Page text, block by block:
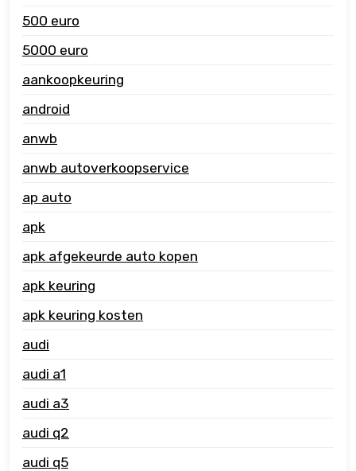
500 euro
5000 euro
aankoopkeuring
android
anwb
anwb autoverkoopservice
ap auto
apk
apk afgekeurde auto kopen
apk keuring
apk keuring kosten
audi
audi a1
audi a3
audi q2
audi q5